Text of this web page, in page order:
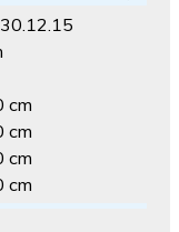
30.12.15
cm
cm
cm
cm